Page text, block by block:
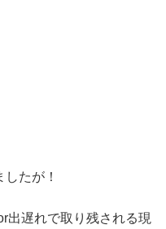
たが！
出遅れで取り残される現